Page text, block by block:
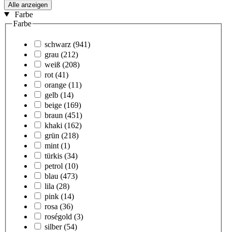
Alle anzeigen
Farbe
Farbe
schwarz (941)
grau (212)
weiß (208)
rot (41)
orange (11)
gelb (14)
beige (169)
braun (451)
khaki (162)
grün (218)
mint (1)
türkis (34)
petrol (10)
blau (473)
lila (28)
pink (14)
rosa (36)
roségold (3)
silber (54)